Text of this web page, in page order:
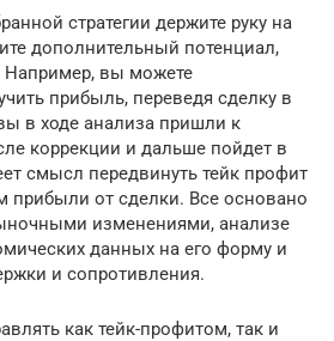
стратегии держите руку на
дополнительный потенциал,
Например, вы можете
прибыль, переведя сделку в
в ходе анализа пришли к
коррекции и дальше пойдет в
смысл передвинуть тейк профит
прибыли от сделки. Все основано
изменениями, анализе
данных на его форму и
и сопротивления.
как тейк-профитом, так и